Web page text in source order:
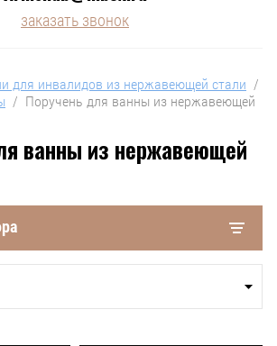
заказать звонок
для инвалидов из нержавеющей стали
  /  Поручень для ванны из нержавеющей
ванны из нержавеющей